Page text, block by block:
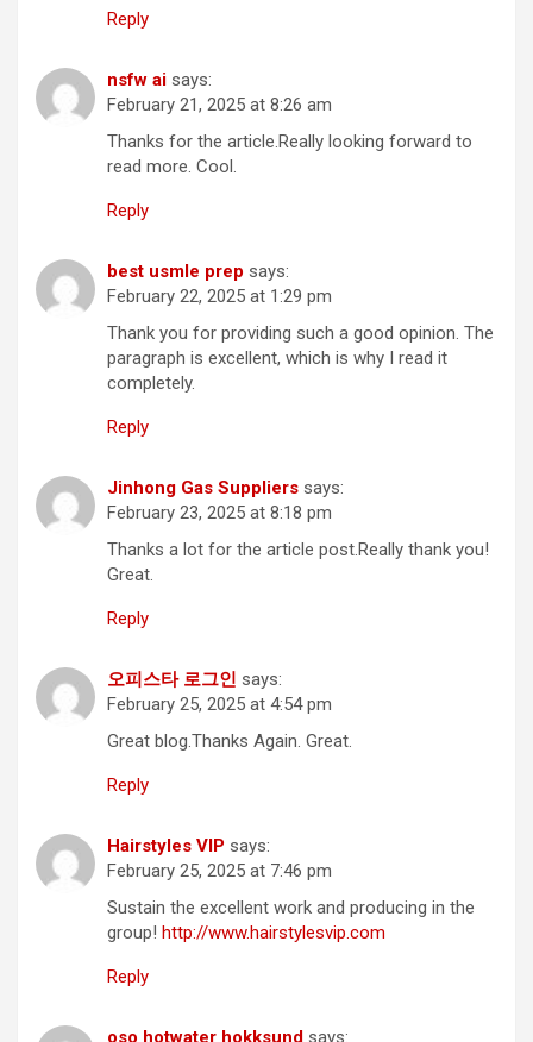
Reply
nsfw ai says:
February 21, 2025 at 8:26 am
Thanks for the article.Really looking forward to
read more. Cool.
Reply
best usmle prep says:
February 22, 2025 at 1:29 pm
Thank you for providing such a good opinion. The
paragraph is excellent, which is why I read it
completely.
Reply
Jinhong Gas Suppliers says:
February 23, 2025 at 8:18 pm
Thanks a lot for the article post.Really thank you!
Great.
Reply
오피스타 로그인 says:
February 25, 2025 at 4:54 pm
Great blog.Thanks Again. Great.
Reply
Hairstyles VIP says:
February 25, 2025 at 7:46 pm
Sustain the excellent work and producing in the
group! http://www.hairstylesvip.com
Reply
oso hotwater hokksund says: